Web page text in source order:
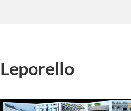
Leporello